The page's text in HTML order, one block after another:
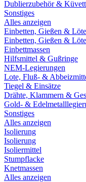
Dublierzubehör &
Sonstiges
Alles anzeigen
Einbetten, Gießen &
Einbetten, Gießen &
Einbettmassen
Hilfsmittel & Gußringe
NEM-Legierungen
Lote, Fluß- &
Tiegel & Einsätze
Drähte, Klammern &
Gold- &
Sonstiges
Alles anzeigen
Isolierung
Isolierung
Isoliermittel
Stumpflacke
Knetmassen
Alles anzeigen